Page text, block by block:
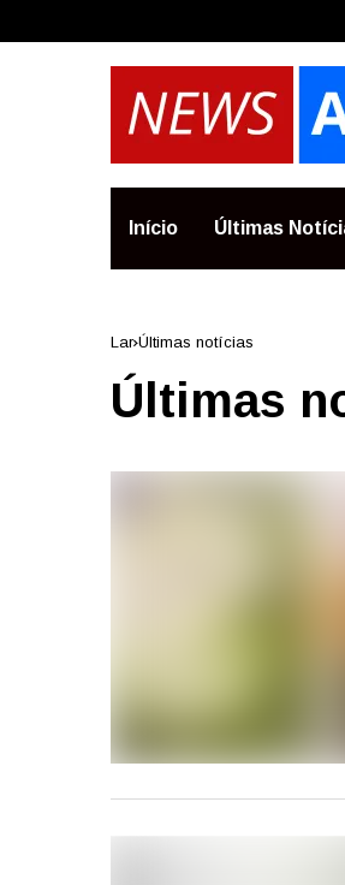
Início Últimas
Lar Últimas notícias
Últimas